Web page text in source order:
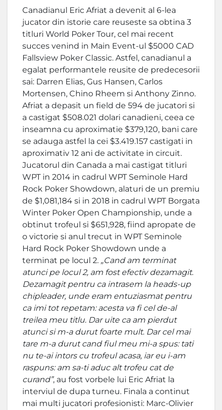
Canadianul Eric Afriat a devenit al 6-lea
jucator din istorie care reuseste sa obtina 3
titluri World Poker Tour, cel mai recent
succes venind in Main Event-ul $5000 CAD
Fallsview Poker Classic. Astfel, canadianul a
egalat performantele reusite de predecesorii
sai: Darren Elias, Gus Hansen, Carlos
Mortensen, Chino Rheem si Anthony Zinno.
Afriat a depasit un field de 594 de jucatori si
a castigat $508.021 dolari canadieni, ceea ce
inseamna cu aproximatie $379,120, bani care
se adauga astfel la cei $3.419.157 castigati in
aproximativ 12 ani de activitate in circuit.
Jucatorul din Canada a mai castigat titluri
WPT in 2014 in cadrul WPT Seminole Hard
Rock Poker Showdown, alaturi de un premiu
de $1,081,184 si in 2018 in cadrul WPT Borgata
Winter Poker Open Championship, unde a
obtinut trofeul si $651,928, fiind apropate de
o victorie si anul trecut in WPT Seminole
Hard Rock Poker Showdown unde a
terminat pe locul 2. „Cand am terminat
atunci pe locul 2, am fost efectiv dezamagit.
Dezamagit pentru ca intrasem la heads-up
chipleader, unde eram entuziasmat pentru
ca imi tot repetam: acesta va fi cel de-al
treilea meu titlu. Dar uite ca am pierdut
atunci si m-a durut foarte mult. Dar cel mai
tare m-a durut cand fiul meu mi-a spus: tati
nu te-ai intors cu trofeul acasa, iar eu i-am
raspuns: am sa-ti aduc alt trofeu cat de
curand”, au fost vorbele lui Eric Afriat la
interviul de dupa turneu. Finala a continut
mai multi jucatori profesionisti: Marc-Olivier